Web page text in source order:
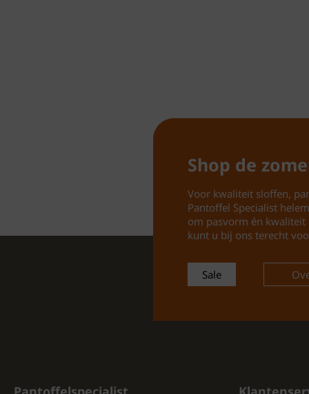
Shop de
Voor kwaliteit sloffen,
Pantoffel Specialist
om pasvorm én
kunt u bij ons terecht
Sale